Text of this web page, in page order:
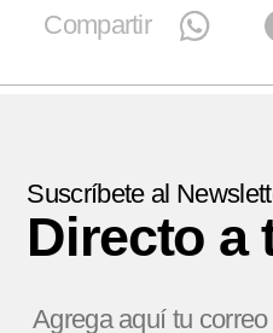
Compartir
Suscríbete al
Directo a